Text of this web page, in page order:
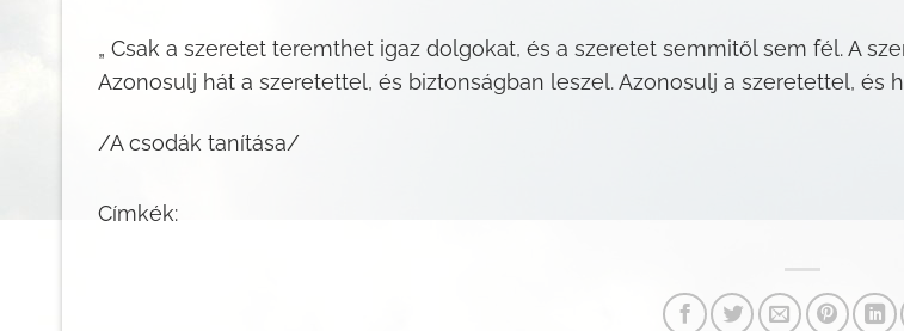
„ Csak a szeretet teremthet igaz dolgokat, és a szeretet semmitől sem fél. A
Azonosulj hát a szeretettel, és biztonságban leszel. Azonosulj a szeretettel, és
/A csodák tanítása/
Címkék: